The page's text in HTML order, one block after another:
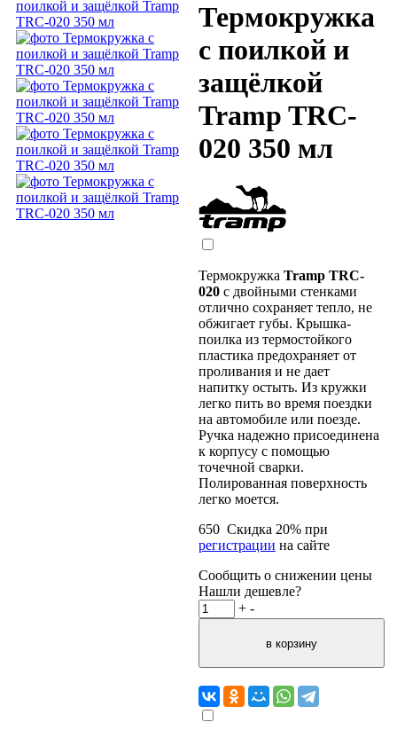
Термокружка
с поилкой и
защёлкой
Tramp TRC-
020 350 мл
Термокружка Tramp TRC-
020 с двойными стенками
отлично сохраняет тепло, не
обжигает губы. Крышка-
поилка из термостойкого
пластика предохраняет от
проливания и не дает
напитку остыть. Из кружки
легко пить во время поездки
на автомобиле или поезде.
Ручка надежно присоединена
к корпусу с помощью
точечной сварки.
Полированная поверхность
легко моется.
650 Скидка 20% при
регистрации на сайте
Сообщить о снижении цены
Нашли дешевле?
+ -